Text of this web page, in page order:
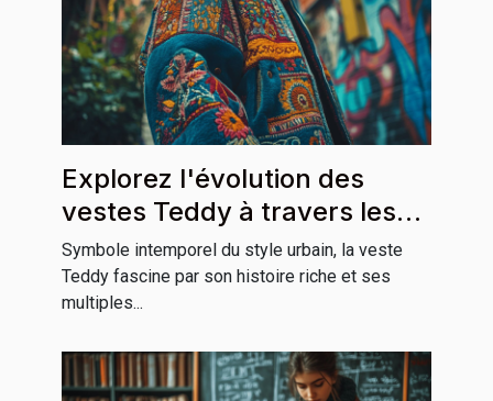
Explorez l'évolution des
vestes Teddy à travers les
cultures
Symbole intemporel du style urbain, la veste
Teddy fascine par son histoire riche et ses
multiples...